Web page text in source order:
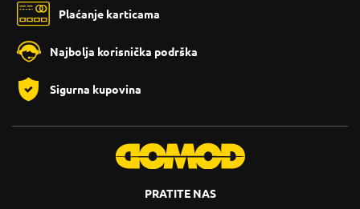
Plaćanje karticama
Najbolja korisnička podrška
Sigurna kupovina
PRATITE NAS